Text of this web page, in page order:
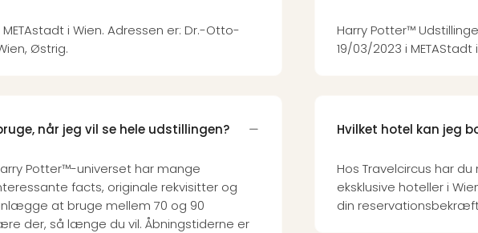
i Wien. Adressen er: Dr.-Otto-
Østrig.
når jeg vil se hele udstillingen?
Potter™-universet har mange
facts, originale rekvisitter og
at bruge mellem 70 og 90
der, så længe du vil. Åbningstiderne er
Harry Potter™
19/03/2023 i METAStadt
Hvilket hotel kan jeg
Hos Travelcircus har
eksklusive hoteller i
din